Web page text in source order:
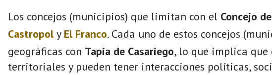
Los concejos (municipios) que limitan con el Concejo
Castropoly El Franco. Cada uno de estos concejos
geográficas con Tapia de Casariego, lo que implica
territoriales y pueden tener interacciones políticas,